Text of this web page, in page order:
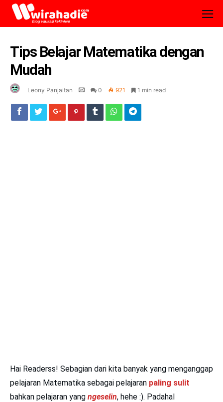
Tips Belajar Matematika dengan
Mudah
Leony Panjaitan 0 921 1 min read
Hai Readerss! Sebagian dari kita banyak yang menganggap
pelajaran Matematika sebagai pelajaran paling sulit
bahkan pelajaran yang ngeselin, hehe :). Padahal